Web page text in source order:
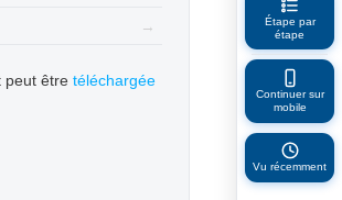
Étape par
étape
Continuer sur
mobile
Vu récemment
→
être téléchargée